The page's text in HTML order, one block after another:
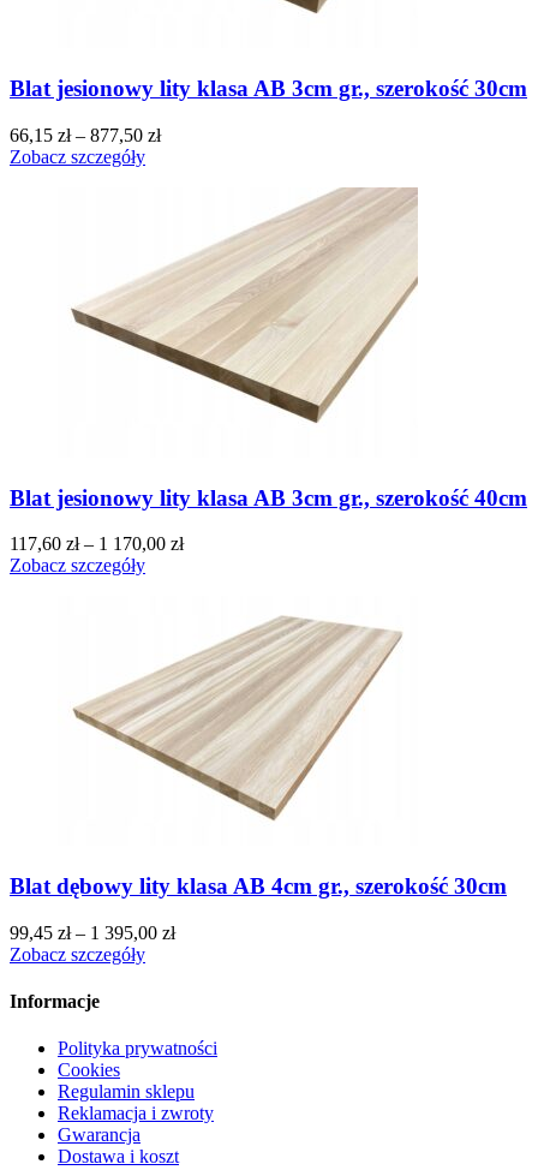
Blat jesionowy lity klasa AB 3cm gr., szerokość 30cm
66,15 zł– 877,50 zł
Zobacz szczegóły
Blat jesionowy lity klasa AB 3cm gr., szerokość 40cm
117,60 zł– 1 170,00 zł
Zobacz szczegóły
Blat dębowy lity klasa AB 4cm gr., szerokość 30cm
99,45 zł– 1 395,00 zł
Zobacz szczegóły
Informacje
Polityka prywatności
Cookies
Regulamin sklepu
Reklamacja i zwroty
Gwarancja
Dostawa i koszt